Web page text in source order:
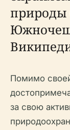
природы
Помимо
за свою